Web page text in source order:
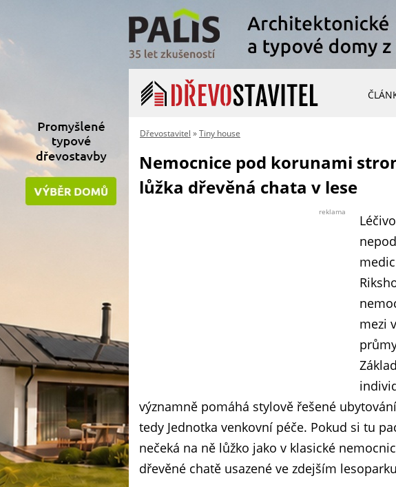
Dřevostavitel »Tiny house
Nemocnice pod korunami
lůžka dřevěná chata v lese
reklama
mezi
významně pomáhá stylově řešené
tedy Jednotka venkovní péče. Pokud si tu
nečeká na ně lůžko jako v klasické
dřevěné chatě usazené ve zdejším